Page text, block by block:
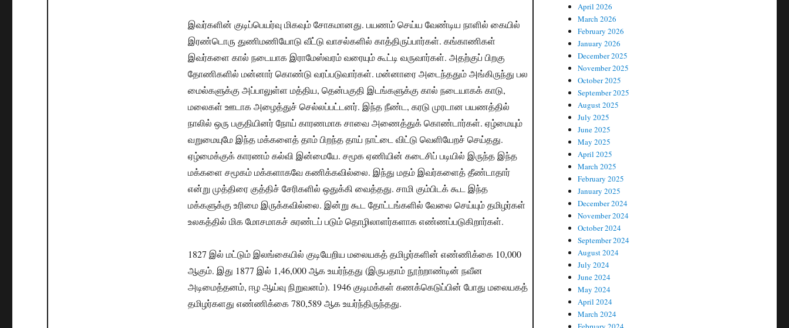
இவர்களின் குடிப்பெயர்வு மிகவும் சோகமானது. பயணம் செய்ய வேண்டிய நாளில் கையில்
இரண்டொரு துணிமணியோடு வீட்டு வாசல்களில் காத்திருப்பார்கள். கங்காணிகள்
இவர்களை கால் நடையாக இராமேஸ்வரம் வரையும் கூட்டி வருவார்கள். அதற்குப் பிறகு
தோணிகளில் மன்னார் கொண்டு வரப்படுவார்கள். மன்னாரை அடைந்ததும் அங்கிருந்து பல
மைல்களுக்கு அப்பாலுள்ள மத்திய, தென்பகுதி இடங்களுக்கு கால் நடையாகக் காடு,
மலைகள் ஊடாக அழைத்துச் செல்லப்பட்டனர். இந்த நீண்ட, கரடு முரடான பயணத்தில்
நாலில் ஒரு பகுதியினர் நோய் காரணமாக சாவை அணைத்துக் கொண்டார்கள். ஏழ்மையும்
வறுமையுமே இந்த மக்களைத் தாம் பிறந்த தாய் நாட்டை விட்டு வெளியேறச் செய்தது.
ஏழ்மைக்குக் காரணம் கல்வி இன்மையே. சமூக ஏணியின் கடைசிப் படியில் இருந்த இந்த
மக்களை சமூகம் மக்களாகவே கணிக்கவில்லை. இந்து மதம் இவர்களைத் தீண்டாதார்
என்று முத்திரை குத்திச் சேரிகளில் ஒதுக்கி வைத்தது. சாமி கும்பிடக் கூட இந்த
மக்களுக்கு உரிமை இருக்கவில்லை. இன்று கூட தோட்டங்களில் வேலை செய்யும் தமிழர்கள்
உலகத்தில் மிக மோசமாகச் சுரண்டப் படும் தொழிலாளர்களாக எண்ணப்படுகிறார்கள்.
1827 இல் மட்டும் இலங்கையில் குடியேறிய மலையகத் தமிழர்களின் எண்ணிக்கை 10,000
ஆகும். இது 1877 இல் 1,46,000 ஆக உயர்ந்தது (இருபதாம் நூற்றாண்டின் நவீன
அடிமைத்தனம், ஈழ ஆய்வு நிறுவனம்). 1946 குடிமக்கள் கணக்கெடுப்பின் போது மலையகத்
தமிழர்களது எண்ணிக்கை 780,589 ஆக உயர்ந்திருந்தது.
April 2026
March 2026
February 2026
January 2026
December 2025
November 2025
October 2025
September 2025
August 2025
July 2025
June 2025
May 2025
April 2025
March 2025
February 2025
January 2025
December 2024
November 2024
October 2024
September 2024
August 2024
July 2024
June 2024
May 2024
April 2024
March 2024